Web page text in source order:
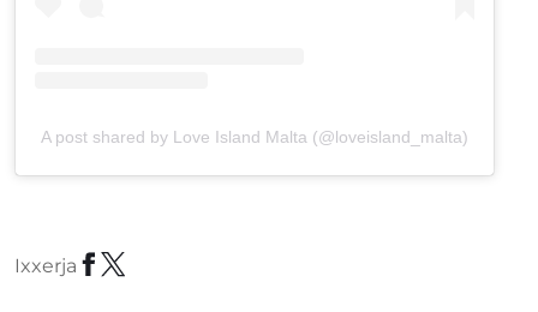
A post shared by Love Island Malta (@loveisland_malta)
Ixxerja